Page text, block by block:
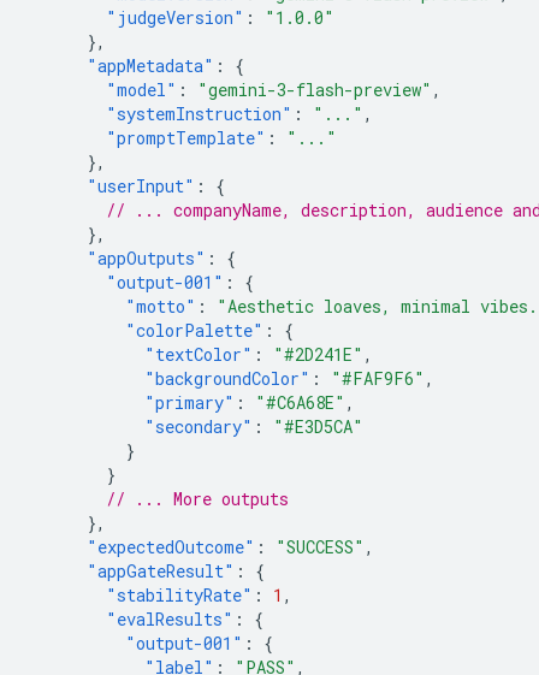
"judgeVersion" :
"1.0.0"
},
"appMetadata" :
{
"model" : "gemini-3-flash-preview" ,
"systemInstruction" : "..." ,
"promptTemplate" :
"..."
},
"userInput" :
{
// ... companyName, description, audience
},
"appOutputs" :
{
"output-001" :
{
"motto" :
"Aesthetic loaves, minimal
"colorPalette" :
{
"textColor" : "#2D241E" ,
"backgroundColor" : "#FAF9F6" ,
"primary" : "#C6A68E" ,
"secondary" :
"#E3D5CA"
}
}
// ... More outputs
},
"expectedOutcome" : "SUCCESS" ,
"appGateResult" :
{
"stabilityRate" : 1 ,
"evalResults" :
{
"output-001" :
{
"label" : "PASS" ,